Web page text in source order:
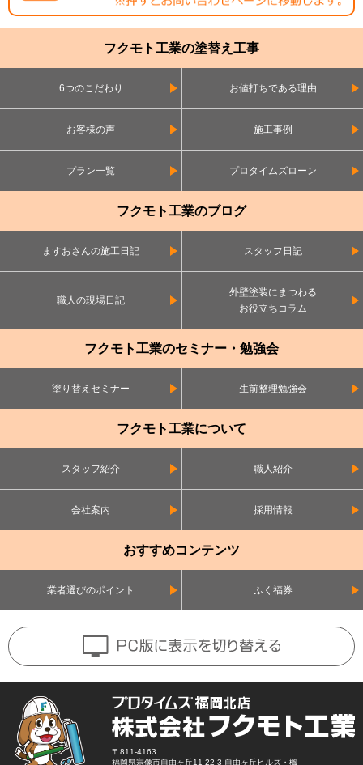
フクモト工業の塗替え工事
6つのこだわり お値打ちである理由
お客様の声 施工事例
プラン一覧 プロタイムズローン
フクモト工業のブログ
ますおさんの施工日記 スタッフ日記
職人の現場日記
外壁塗装にまつわる
お役立ちコラム
フクモト工業のセミナー・勉強会
塗り替えセミナー 生前整理勉強会
フクモト工業について
スタッフ紹介 職人紹介
会社案内 採用情報
おすすめコンテンツ
業者選びのポイント ふく福券
〒811-4163
福岡県宗像市自由ヶ丘11-22-3 自由ヶ丘ヒルズ・楓